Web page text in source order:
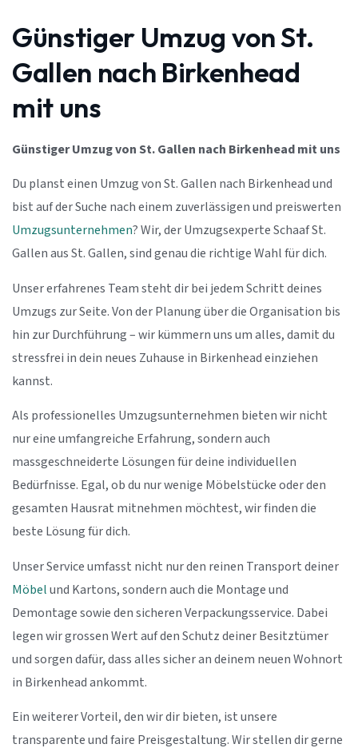
Günstiger Umzug von St.
Gallen nach Birkenhead
mit uns
Günstiger Umzug von St. Gallen nach Birkenhead mit uns
Du planst einen Umzug von St. Gallen nach Birkenhead und
bist auf der Suche nach einem zuverlässigen und preiswerten
Umzugsunternehmen? Wir, der Umzugsexperte Schaaf St.
Gallen aus St. Gallen, sind genau die richtige Wahl für dich.
Unser erfahrenes Team steht dir bei jedem Schritt deines
Umzugs zur Seite. Von der Planung über die Organisation bis
hin zur Durchführung – wir kümmern uns um alles, damit du
stressfrei in dein neues Zuhause in Birkenhead einziehen
kannst.
Als professionelles Umzugsunternehmen bieten wir nicht
nur eine umfangreiche Erfahrung, sondern auch
massgeschneiderte Lösungen für deine individuellen
Bedürfnisse. Egal, ob du nur wenige Möbelstücke oder den
gesamten Hausrat mitnehmen möchtest, wir finden die
beste Lösung für dich.
Unser Service umfasst nicht nur den reinen Transport deiner
Möbelund Kartons, sondern auch die Montage und
Demontage sowie den sicheren Verpackungsservice. Dabei
legen wir grossen Wert auf den Schutz deiner Besitztümer
und sorgen dafür, dass alles sicher an deinem neuen Wohnort
in Birkenhead ankommt.
Ein weiterer Vorteil, den wir dir bieten, ist unsere
transparente und faire Preisgestaltung. Wir stellen dir gerne